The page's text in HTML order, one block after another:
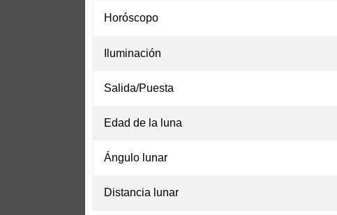
Horóscopo
Iluminación
Salida/Puesta
Edad de la luna
Ángulo lunar
Distancia lunar